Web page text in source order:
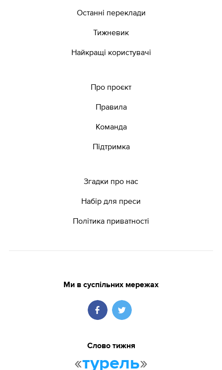
Останні переклади
Тижневик
Найкращі користувачі
Про проєкт
Правила
Команда
Підтримка
Згадки про нас
Набір для преси
Політика приватності
Ми в суспільних мережах
Слово тижня
«турель»